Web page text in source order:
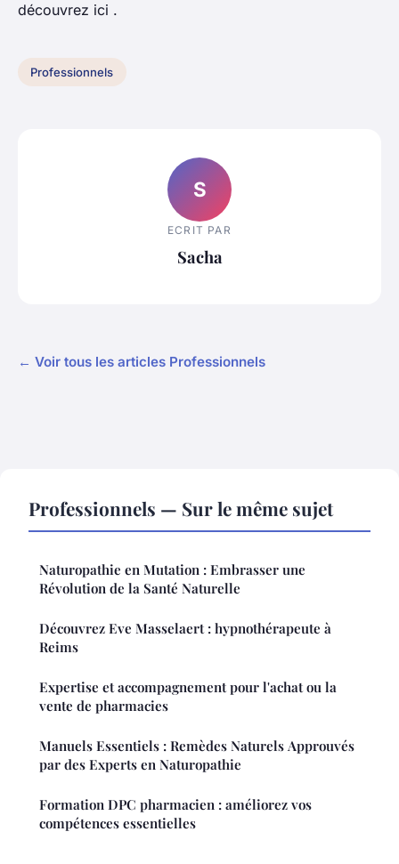
découvrez ici .
Professionnels
S
ECRIT PAR
Sacha
← Voir tous les articles Professionnels
Professionnels — Sur le même sujet
Naturopathie en Mutation : Embrasser une
Révolution de la Santé Naturelle
Découvrez Eve Masselaert : hypnothérapeute à
Reims
Expertise et accompagnement pour l'achat ou la
vente de pharmacies
Manuels Essentiels : Remèdes Naturels Approuvés
par des Experts en Naturopathie
Formation DPC pharmacien : améliorez vos
compétences essentielles